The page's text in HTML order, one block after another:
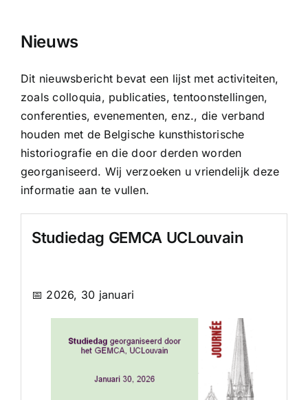
Nieuws
Dit nieuwsbericht bevat een lijst met activiteiten,
zoals colloquia, publicaties, tentoonstellingen,
conferenties, evenementen, enz., die verband
houden met de Belgische kunsthistorische
historiografie en die door derden worden
georganiseerd. Wij verzoeken u vriendelijk deze
informatie aan te vullen.
Studiedag GEMCA UCLouvain
📅 2026, 30 januari